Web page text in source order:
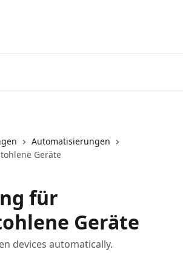
Automatisierungen
Geräte
für
Geräte
devices automatically.